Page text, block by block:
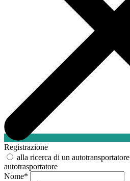
Registrazione
alla ricerca di un autotransportatore
autotrasportatore
Nome*